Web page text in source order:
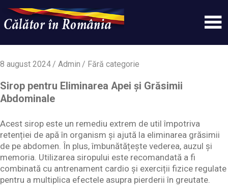
content
Calatorinromania
simplu
WordPress
8 august 2024 Admin Fără categorie
Sirop pentru Eliminarea Apei și Grăsimii
Abdominale
Acest sirop este un remediu extrem de util împotriva
retenției de apă în organism și ajută la eliminarea grăsimii
de pe abdomen. În plus, îmbunătățește vederea, auzul și
memoria. Utilizarea siropului este recomandată a fi
combinată cu antrenament cardio și exerciții fizice regulate
pentru a multiplica efectele asupra pierderii în greutate.